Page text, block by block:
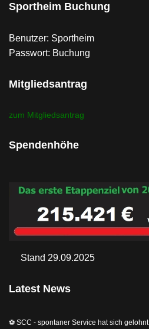
Sportheim Buchung
Benutzer: Sportheim
Passwort: Buchung
Mitgliedsantrag
zum Mitgliedsantrag
Spendenhöhe
Stand 29.09.2025
Latest News
⚽️ SCC - spontaner Service hat sich gelohnt